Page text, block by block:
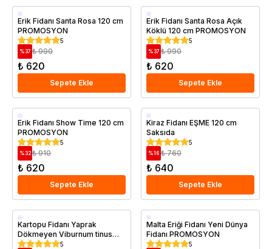
Aşılı
Saksıda
Erik Fidanı Santa Rosa 120 cm
PROMOSYON
5
%37 ₺ 990
₺ 620
Sepete Ekle
Aşılı
Erik Fidanı Santa Rosa Açık
Köklü 120 cm PROMOSYON
5
%37 ₺ 990
₺ 620
Sepete Ekle
Aşılı
Erkenci
Saksıda
Erik Fidanı Show Time 120 cm
PROMOSYON
5
%32 ₺ 910
₺ 620
Sepete Ekle
Aşılı
Erkenci
Saksıda
Kiraz Fidanı EŞME 120 cm
Saksıda
5
%16 ₺ 760
₺ 640
Sepete Ekle
Saksıda
Kartopu Fidanı Yaprak
Dökmeyen Viburnum tinus
Eve Price 60 80 cm Saksıda
5
Saksıda
Malta Eriği Fidanı Yeni Dünya
Fidanı PROMOSYON
5